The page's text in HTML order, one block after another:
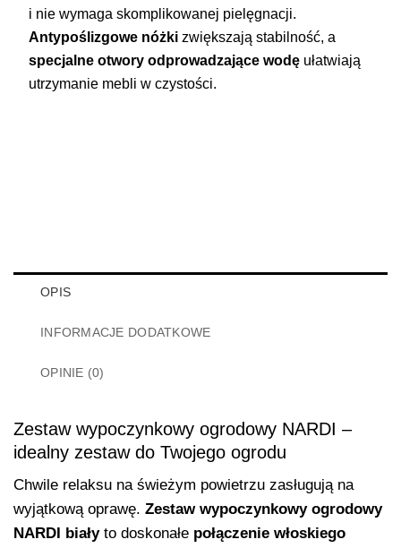
i nie wymaga skomplikowanej pielęgnacji.
Antypoślizgowe nóżki zwiększają stabilność, a
specjalne otwory odprowadzające wodę ułatwiają
utrzymanie mebli w czystości.
OPIS
INFORMACJE DODATKOWE
OPINIE (0)
Zestaw wypoczynkowy ogrodowy NARDI –
idealny zestaw do Twojego ogrodu
Chwile relaksu na świeżym powietrzu zasługują na
wyjątkową oprawę. Zestaw wypoczynkowy ogrodowy
NARDI biały to doskonałe połączenie włoskiego